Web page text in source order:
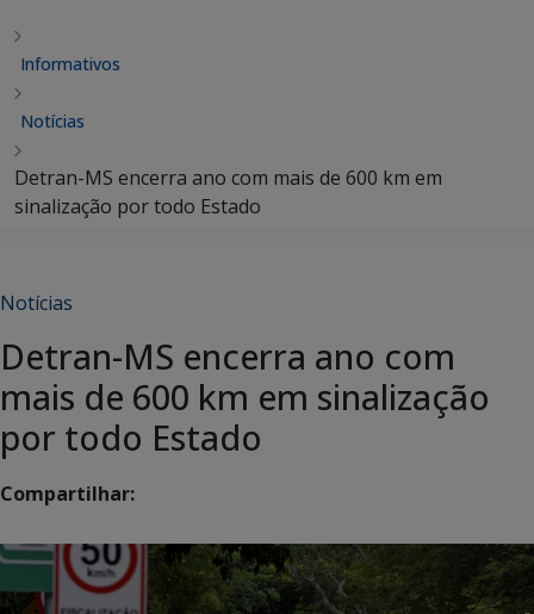
Informativos
Notícias
Detran-MS encerra ano com mais de 600 km em
sinalização por todo Estado
Notícias
Detran-MS encerra ano com
mais de 600 km em sinalização
por todo Estado
Compartilhar: